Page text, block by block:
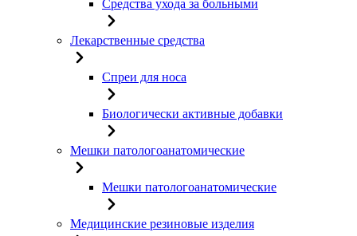
Средства ухода за больными
Лекарственные средства
Спреи для носа
Биологически активные добавки
Мешки патологоанатомические
Мешки патологоанатомические
Медицинские резиновые изделия